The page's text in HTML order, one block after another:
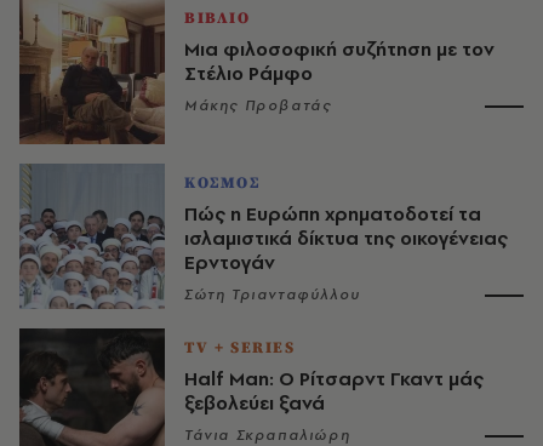
ΒΙΒΛΙΟ
Μια φιλοσοφική συζήτηση με τον
Στέλιο Ράμφο
Μάκης Προβατάς
ΚΟΣΜΟΣ
Πώς η Ευρώπη χρηματοδοτεί τα
ισλαμιστικά δίκτυα της οικογένειας
Ερντογάν
Σώτη Τριανταφύλλου
TV + SERIES
Half Man: Ο Ρίτσαρντ Γκαντ μάς
ξεβολεύει ξανά
Τάνια Σκραπαλιώρη